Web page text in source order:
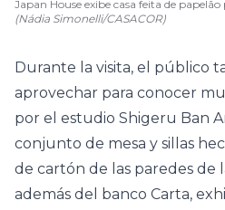
Japan House exibe casa feita de
(Nádia Simonelli/CASACOR)
Durante la visita, el público
aprovechar para conocer
por el estudio Shigeru Ban
conjunto de mesa y sillas
de cartón de las paredes de
además del banco Carta,